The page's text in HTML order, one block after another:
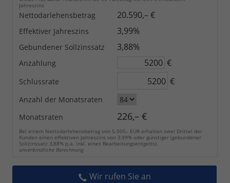
Jahreszins
Nettodarlehensbetrag 20.590,– €
Effektiver Jahreszins 3,99%
Gebundener Sollzinssatz 3,88%
Anzahlung €
Schlussrate €
Anzahl der Monatsraten
Monatsraten
226,– €
Bei einem Nettodarlehensbetrag von 5.000,- EUR erhalten zwei Drittel der
Kunden einen effektiven Jahreszins von 3,99% oder günstiger (gebundener
Sollzinssatz 3,88% p.a. inkl. eines Bearbeitungsentgelts).
unverbindliche Berechnung
Wir rufen Sie an